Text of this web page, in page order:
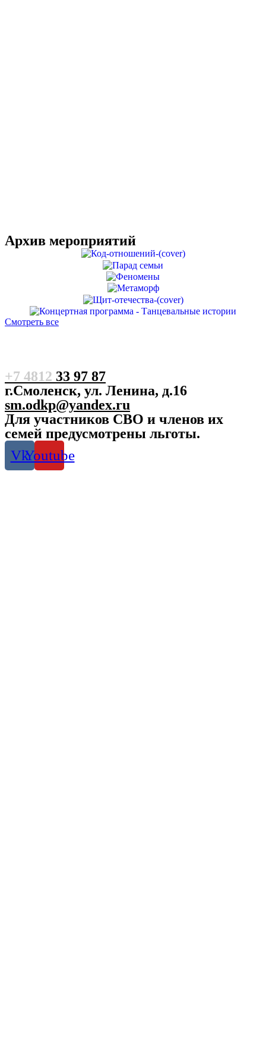
Архив мероприятий
Смотреть все
+7 4812 33 97 87
г.Смоленск, ул. Ленина, д.16
sm.odkp@yandex.ru
Для участников СВО и членов их
семей предусмотрены льготы.
VkYoutube